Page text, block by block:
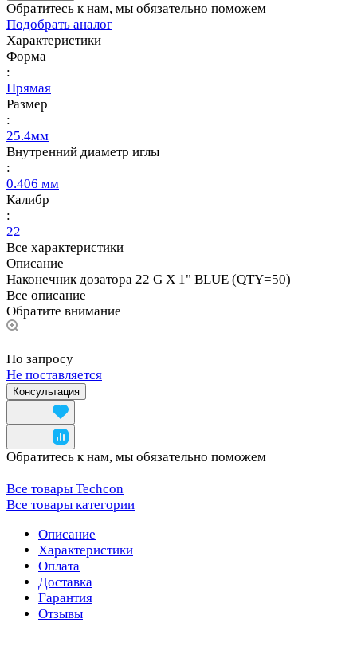
Обратитесь к нам, мы обязательно поможем
Подобрать аналог
Характеристики
Форма
:
Прямая
Размер
:
25.4мм
Внутренний диаметр иглы
:
0.406 мм
Калибр
:
22
Все характеристики
Описание
Наконечник дозатора 22 G X 1" BLUE (QTY=50)
Все описание
Обратите внимание
По запросу
Не поставляется
Консультация
Обратитесь к нам, мы обязательно поможем
Все товары Techcon
Все товары категории
Описание
Характеристики
Оплата
Доставка
Гарантия
Отзывы